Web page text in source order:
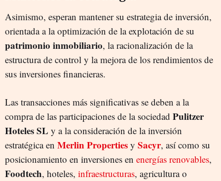
Asimismo, esperan mantener su estrategia de inversión,
orientada a la optimización de la explotación de su
patrimonio inmobiliario, la racionalización de la
estructura de control y la mejora de los rendimientos de
sus inversiones financieras.
Las transacciones más significativas se deben a la
compra de las participaciones de la sociedad Pulitzer
Hoteles SL y a la consideración de la inversión
estratégica en Merlin Properties y Sacyr, así como su
posicionamiento en inversiones en energías renovables,
Foodtech, hoteles, infraestructuras, agricultura o